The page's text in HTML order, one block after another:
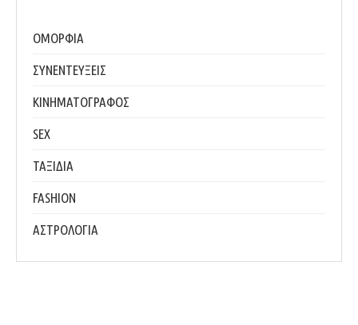
ΟΜΟΡΦΙΑ
ΣΥΝΕΝΤΕΥΞΕΙΣ
ΚΙΝΗΜΑΤΟΓΡΑΦΟΣ
SEX
ΤΑΞΙΔΙΑ
FASHION
ΑΣΤΡΟΛΟΓΙΑ